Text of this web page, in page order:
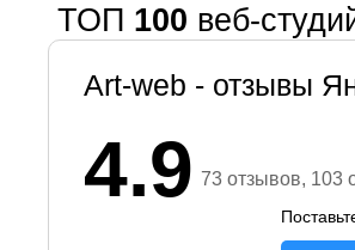
ТОП 100 веб-
Art-web - отзывы
4.9 73 отзывов, 103